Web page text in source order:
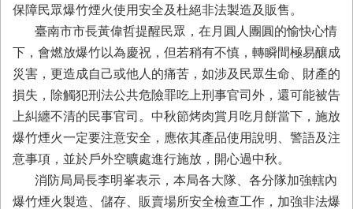
務
務/
資
訊
服
務
消
防
導
保障民眾爆竹煙火使用安全及杜絕非法製造及販售。
臺南市市長黃偉哲提醒民眾，在月圓人團圓的愉快心情
下，會燃放爆竹以為慶祝，但若稍有不慎，轉瞬間極易釀成
災害，更造成自己或他人的痛苦，如涉及民眾生命、財產的
損失，除觸犯刑法公共危險罪吃上刑事官司外，還可能被告
上糾纏不清的民事官司。中秋節烤肉賞月吃月餅當下，施放
爆竹煙火一定要注意安全，應依其產品使用說明、警語及注
意事項，並於戶外空曠處進行施放，開心過中秋。
消防局局長李明峯表示，本局各大隊、各分隊加強轄內
爆竹煙火製造、儲存、販賣場所安全檢查工作，加強非法爆